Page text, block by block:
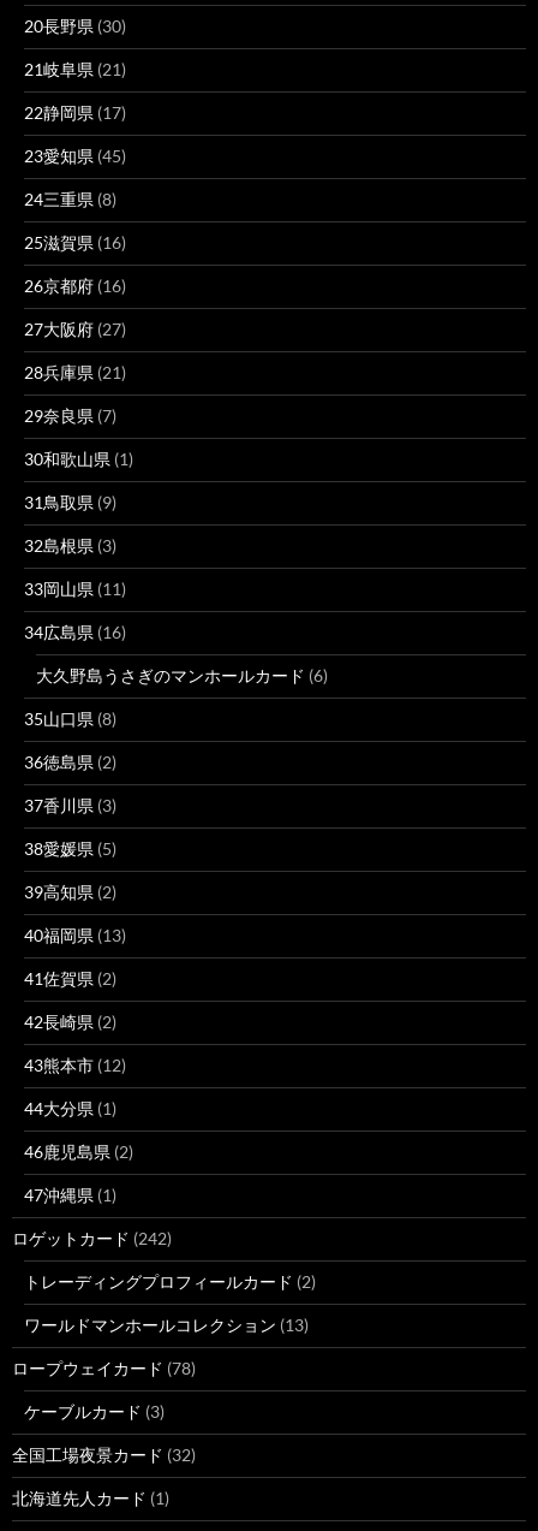
20長野県 (30)
21岐阜県 (21)
22静岡県 (17)
23愛知県 (45)
24三重県 (8)
25滋賀県 (16)
26京都府 (16)
27大阪府 (27)
28兵庫県 (21)
29奈良県 (7)
30和歌山県 (1)
31鳥取県 (9)
32島根県 (3)
33岡山県 (11)
34広島県 (16)
大久野島うさぎのマンホールカード (6)
35山口県 (8)
36徳島県 (2)
37香川県 (3)
38愛媛県 (5)
39高知県 (2)
40福岡県 (13)
41佐賀県 (2)
42長崎県 (2)
43熊本市 (12)
44大分県 (1)
46鹿児島県 (2)
47沖縄県 (1)
ロゲットカード (242)
トレーディングプロフィールカード (2)
ワールドマンホールコレクション (13)
ロープウェイカード (78)
ケーブルカード (3)
全国工場夜景カード (32)
北海道先人カード (1)